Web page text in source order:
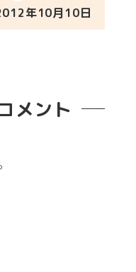
稿日
年10月10日
メント